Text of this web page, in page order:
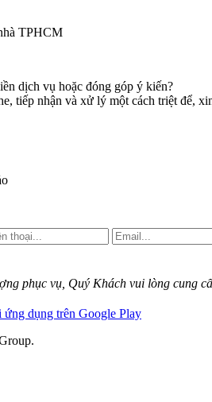
TPHCM
dịch vụ hoặc đóng góp ý kiến?
tiếp nhận và xử lý một cách triệt để,
phục vụ, Quý Khách vui lòng cung